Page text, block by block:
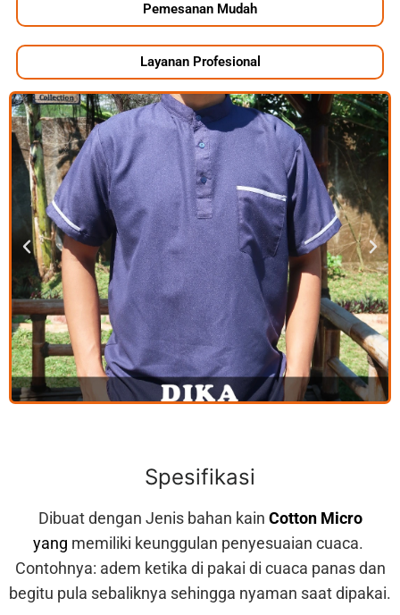
Pemesanan Mudah
Layanan Profesional
Spesifikasi
Dibuat dengan Jenis bahan kain Cotton Micro
yang memiliki keunggulan penyesuaian cuaca.
Contohnya: adem ketika di pakai di cuaca panas dan
begitu pula sebaliknya sehingga nyaman saat dipakai.